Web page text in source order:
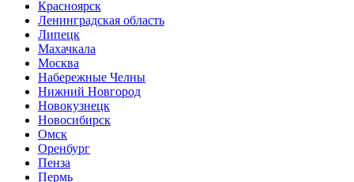
Красноярск
Ленинградская область
Липецк
Махачкала
Москва
Набережные Челны
Нижний Новгород
Новокузнецк
Новосибирск
Омск
Оренбург
Пенза
Пермь